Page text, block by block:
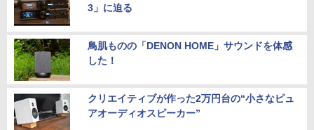
3」に迫る
鳥肌ものの「DENON HOME」サウンドを体感
した！
クリエイティブが作った2万円台の“小さなピュ
アオーディオスピーカー”